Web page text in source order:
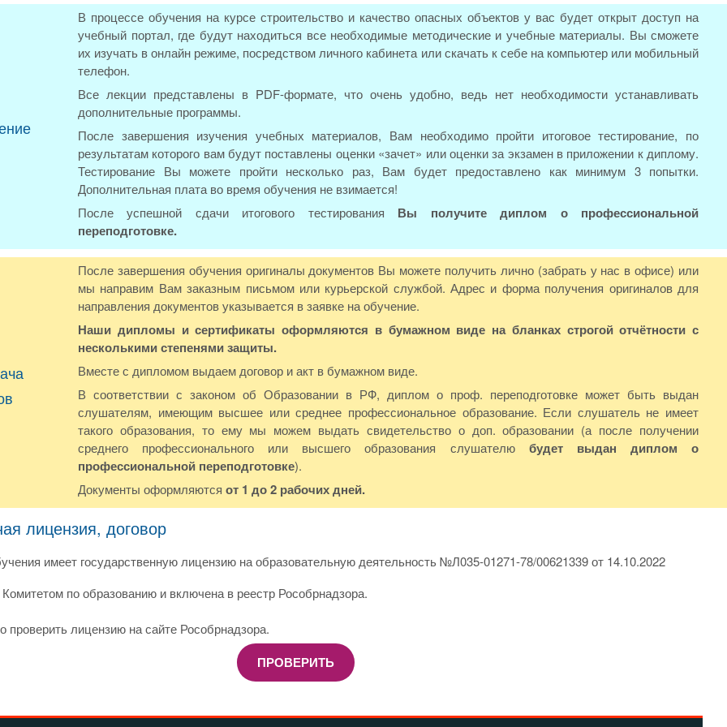
В процессе обучения на курсе строительство и качество опасных объектов у вас будет открыт доступ на
учебный портал, где будут находиться все необходимые методические и учебные материалы. Вы сможете
их изучать в онлайн режиме, посредством личного кабинета или скачать к себе на компьютер или мобильный
телефон.
Все лекции представлены в PDF-формате, что очень удобно, ведь нет необходимости устанавливать
дополнительные программы.
После завершения изучения учебных материалов, Вам необходимо пройти итоговое тестирование, по
результатам которого вам будут поставлены оценки «зачет» или оценки за экзамен в приложении к диплому.
Тестирование Вы можете пройти несколько раз, Вам будет предоставлено как минимум 3 попытки.
Дополнительная плата во время обучения не взимается!
После успешной сдачи итогового тестирования Вы получите диплом о профессиональной
переподготовке.
После завершения обучения оригиналы документов Вы можете получить лично (забрать у нас в офисе) или
мы направим Вам заказным письмом или курьерской службой. Адрес и форма получения оригиналов для
направления документов указывается в заявке на обучение.
Наши дипломы и сертификаты оформляются в бумажном виде на бланках строгой отчётности с
несколькими степенями защиты.
Вместе с дипломом выдаем договор и акт в бумажном виде.
В соответствии с законом об Образовании в РФ, диплом о проф. переподготовке может быть выдан
слушателям, имеющим высшее или среднее профессиональное образование. Если слушатель не имеет
такого образования, то ему мы можем выдать свидетельство о доп. образовании (а после получении
среднего профессионального или высшего образования слушателю будет выдан диплом о
профессиональной переподготовке).
Документы оформляются от 1 до 2 рабочих дней.
лицензия, договор
имеет государственную лицензию на образовательную деятельность №Л035-01271-78/00621339 от 14.10.2022
по образованию и включена в реестр Рособрнадзора.
лицензию на сайте Рособрнадзора.
ПРОВЕРИТЬ